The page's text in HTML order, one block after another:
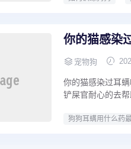
你的猫感染
宠物狗
你的猫感染过耳
铲屎官耐心的去
狗狗耳螨用什么药